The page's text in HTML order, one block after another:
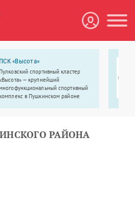
ПСК «Высота»
Пулковский спортивный кластер
— крупнейший
спортивный
в Пушкинском районе
РАЙОНА